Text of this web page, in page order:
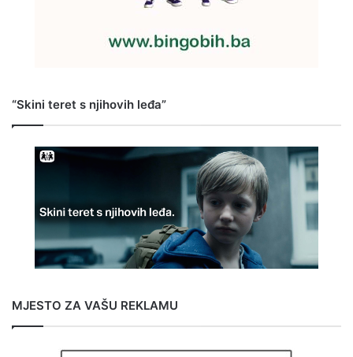
“Skini teret s njihovih leđa”
MJESTO ZA VAŠU REKLAMU